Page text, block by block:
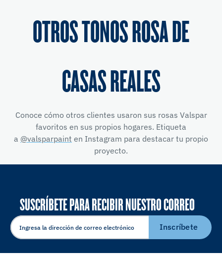
OTROS TONOS ROSA DE
CASAS REALES
Conoce cómo otros clientes usaron sus rosas Valspar
favoritos en sus propios hogares. Etiqueta
a @valsparpaint en Instagram para destacar tu propio
proyecto.
SUSCRÍBETE PARA RECIBIR NUESTRO CORREO
ELECTRÓNICO
Inscríbete